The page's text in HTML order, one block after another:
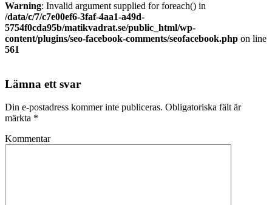
Warning: Invalid argument supplied for foreach() in
/data/c/7/c7e00ef6-3faf-4aa1-a49d-
5754f0cda95b/matikvadrat.se/public_html/wp-
content/plugins/seo-facebook-comments/seofacebook.php on line
561
Lämna ett svar
Din e-postadress kommer inte publiceras. Obligatoriska fält är
märkta *
Kommentar